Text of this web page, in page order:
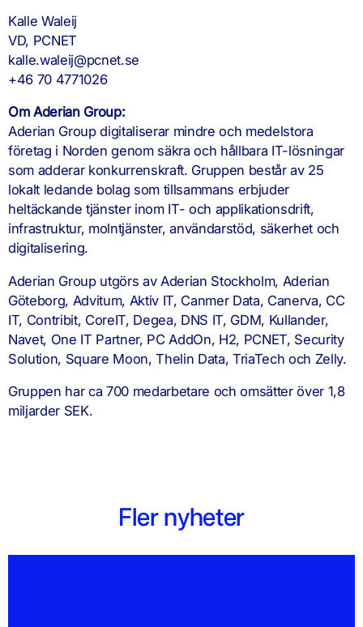
Kalle Waleij
VD, PCNET
kalle.waleij@pcnet.se
+46 70 4771026
Om Aderian Group:
Aderian Group digitaliserar mindre och medelstora
företag i Norden genom säkra och hållbara IT-lösningar
som adderar konkurrenskraft. Gruppen består av 25
lokalt ledande bolag som tillsammans erbjuder
heltäckande tjänster inom IT- och applikationsdrift,
infrastruktur, molntjänster, användarstöd, säkerhet och
digitalisering.
Aderian Group utgörs av Aderian Stockholm, Aderian
Göteborg, Advitum, Aktiv IT, Canmer Data, Canerva, CC
IT, Contribit, CoreIT, Degea, DNS IT, GDM, Kullander,
Navet, One IT Partner, PC AddOn, H2, PCNET, Security
Solution, Square Moon, Thelin Data, TriaTech och Zelly.
Gruppen har ca 700 medarbetare och omsätter över 1,8
miljarder SEK.
Fler nyheter